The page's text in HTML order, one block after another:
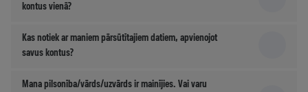
kontus vienā?
Kas notiek ar maniem pārsūtītajiem datiem, apvienojot
savus kontus?
Mana pilsonība/vārds/uzvārds ir mainījies. Vai varu